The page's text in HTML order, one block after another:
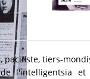
pacifiste, tiers-
l'intelligentsia et